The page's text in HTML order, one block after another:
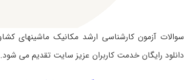
دانلود رایگان خدمت کاربران عزیز سایت تقدیم می شود.